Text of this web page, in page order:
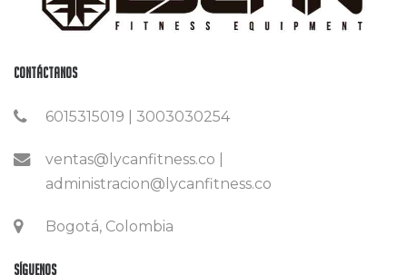
Contáctanos
6015315019 | 3003030254
ventas@lycanfitness.co |
administracion@lycanfitness.co
Bogotá, Colombia
Síguenos